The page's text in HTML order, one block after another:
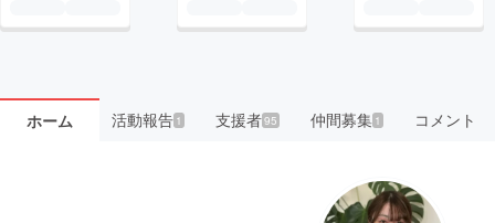
ホーム 活動報告1 支援者95 仲間募集 1 コメント